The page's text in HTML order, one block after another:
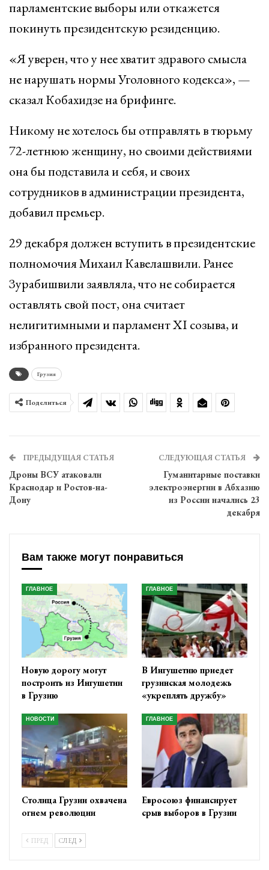
парламентские выборы или откажется
покинуть президентскую резиденцию.
«Я уверен, что у нее хватит здравого смысла
не нарушать нормы Уголовного кодекса», —
сказал Кобахидзе на брифинге.
Никому не хотелось бы отправлять в тюрьму
72-летнюю женщину, но своими действиями
она бы подставила и себя, и своих
сотрудников в администрации президента,
добавил премьер.
29 декабря должен вступить в президентские
полномочия Михаил Кавелашвили. Ранее
Зурабишвили заявляла, что не собирается
оставлять свой пост, она считает
нелигитимными и парламент XI созыва, и
избранного президента.
Грузия
Поделиться
ПРЕДЫДУЩАЯ СТАТЬЯ
Дроны ВСУ атаковали
Краснодар и Ростов-на-
Дону
СЛЕДУЮЩАЯ СТАТЬЯ
Гуманитарные поставки
электроэнергии в Абхазию
из России начались 23
декабря
Вам также могут понравиться
ГЛАВНОЕ
Новую дорогу могут
построить из Ингушетии
в Грузию
ГЛАВНОЕ
В Ингушетию приедет
грузинская молодежь
«укреплять дружбу»
НОВОСТИ
Столица Грузии охвачена
огнем революции
ГЛАВНОЕ
Евросоюз финансирует
срыв выборов в Грузии
ПРЕД СЛЕД